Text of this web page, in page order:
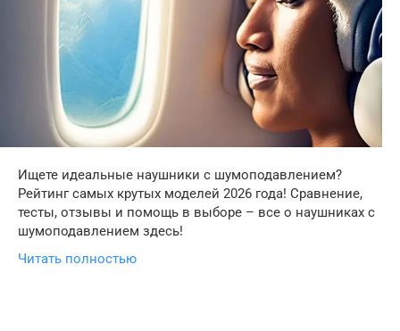
Ищете идеальные наушники с шумоподавлением?
Рейтинг самых крутых моделей 2026 года! Сравнение,
тесты, отзывы и помощь в выборе – все о наушниках с
шумоподавлением здесь!
Читать полностью